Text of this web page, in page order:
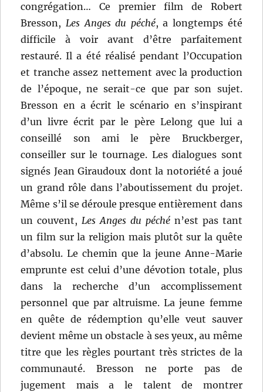
congrégation… Ce premier film de Robert
Bresson, Les Anges du péché, a longtemps été
difficile à voir avant d’être parfaitement
restauré. Il a été réalisé pendant l’Occupation
et tranche assez nettement avec la production
de l’époque, ne serait-ce que par son sujet.
Bresson en a écrit le scénario en s’inspirant
d’un livre écrit par le père Lelong que lui a
conseillé son ami le père Bruckberger,
conseiller sur le tournage. Les dialogues sont
signés Jean Giraudoux dont la notoriété a joué
un grand rôle dans l’aboutissement du projet.
Même s’il se déroule presque entièrement dans
un couvent,Les Anges du péchén’est pas tant
un film sur la religion mais plutôt sur la quête
d’absolu. Le chemin que la jeune Anne-Marie
emprunte est celui d’une dévotion totale, plus
dans la recherche d’un accomplissement
personnel que par altruisme. La jeune femme
en quête de rédemption qu’elle veut sauver
devient même un obstacle à ses yeux, au même
titre que les règles pourtant très strictes de la
communauté. Bresson ne porte pas de
jugement mais a le talent de montrer